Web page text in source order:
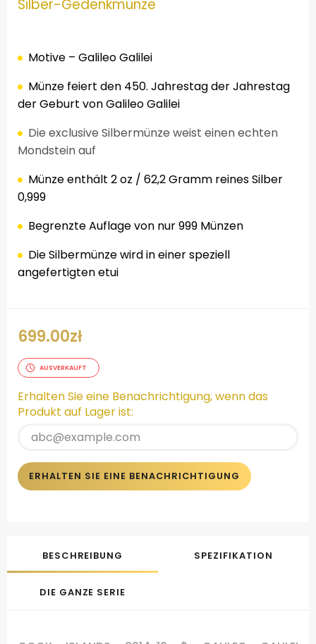
Silber-Gedenkmünze
Motive – Galileo Galilei
Münze feiert den 450. Jahrestag der Jahrestag
der Geburt von Galileo Galilei
Die exclusive Silbermünze weist einen echten
Mondstein auf
Münzeenthält 2oz / 62,2Gramm reinesSilber
0,999
BegrenzteAuflage von nur 999 Münzen
Die Silbermünze wird in einer speziell
angefertigten etui
699.00zł
AUSVERKAUFT
Erhalten Sie eine Benachrichtigung, wenn das
Produkt auf Lager ist:
ERHALTEN SIE EINE BENACHRICHTIGUNG
BESCHREIBUNG SPEZIFIKATION
DIE GANZE SERIE